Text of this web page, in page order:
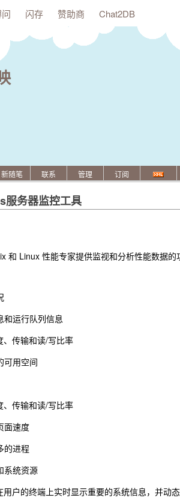
闪存 赞助商 Chat2DB
新随笔 联系 管理 订阅
务器监控工具
和 Linux 性能专家提供监视和分析性能数据的
和运行队列信息
、传输和读/写比率
可用空间
、传输和读/写比率
面速度
的进程
系统资源
户的终端上实时显示重要的系统信息，并动